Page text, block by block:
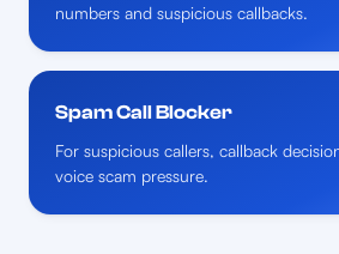
numbers and suspicious callbacks.
Spam Call Blocker
For suspicious callers, callback
voice scam pressure.